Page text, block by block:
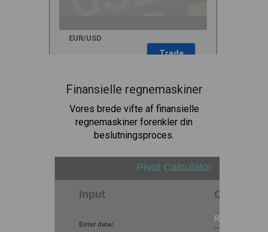
Finansielle regnemaskiner
Vores brede vifte af finansielle
regnemaskiner forenkler din
beslutningsproces.